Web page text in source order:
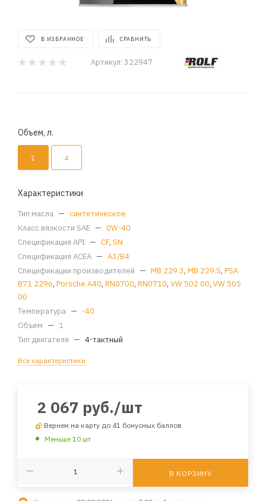
В ИЗБРАННОЕ СРАВНИТЬ
Артикул: 322947
Объем, л.
1 4
Характеристики
Тип масла — синтетическое
Класс вязкости SAE — 0W-40
Спецификация API — CF, SN
Спецификация ACEA — A3/B4
Спецификации производителей — MB 229.3, MB 229.5, PSA
B71 2296, Porsche A40, RN0700, RN0710, VW 502 00, VW 505
00
Температура — -40
Объем — 1
Тип двигателя — 4-тактный
Все характеристики
2 067 руб./шт
Вернем на карту до 41 бонусных баллов
Меньше 10 шт
В КОРЗИНУ